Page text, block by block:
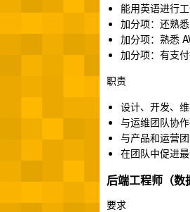
能用英语进行
加分项：还熟
加分项：熟悉
加分项：有支
职责
设计、开发、
与运维团队协
与产品和运营
在团队中促进
后端工程师（数
要求